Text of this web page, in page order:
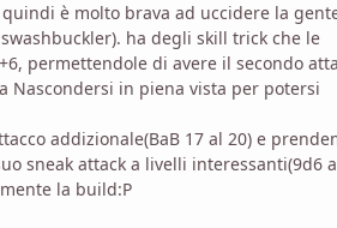
è molto brava ad uccidere la
ha degli skill trick che le
permettendole di avere il secondo
Nascondersi in piena vista per potersi
addizionale(BaB 17 al 20) e
sneak attack a livelli interessanti(9d6
la build:P